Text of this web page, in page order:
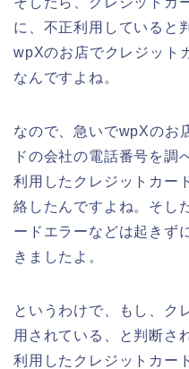
に、不正利用していると
wpXのお店でクレジット
なんですよね。
なので、急いでwpXのお
ドの会社の電話番号を調
利用したクレジットカー
絡したんですよね。そし
ードエラーなどは起きず
きましたよ。
というわけで、もし、ク
用されている、と判断さ
利用したクレジットカー